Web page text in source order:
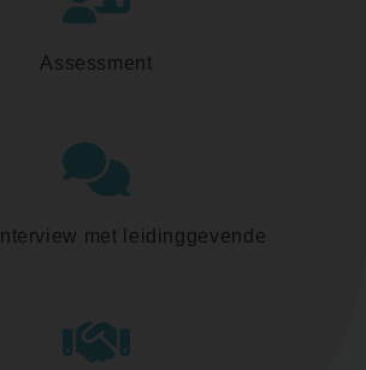
Assessment
met leidinggevende